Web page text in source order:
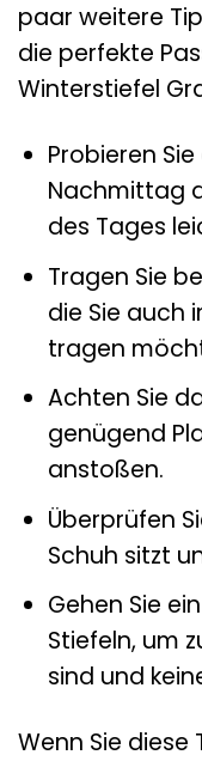
paar weitere
die perfekte
Winterstiefel
Probieren
Nachmittag
des Tages
Tragen Sie
die Sie auch
tragen
Achten Sie
genügend
anstoßen.
Überprüfen
Schuh sitzt
Gehen Sie
Stiefeln, um
sind und
Wenn Sie diese